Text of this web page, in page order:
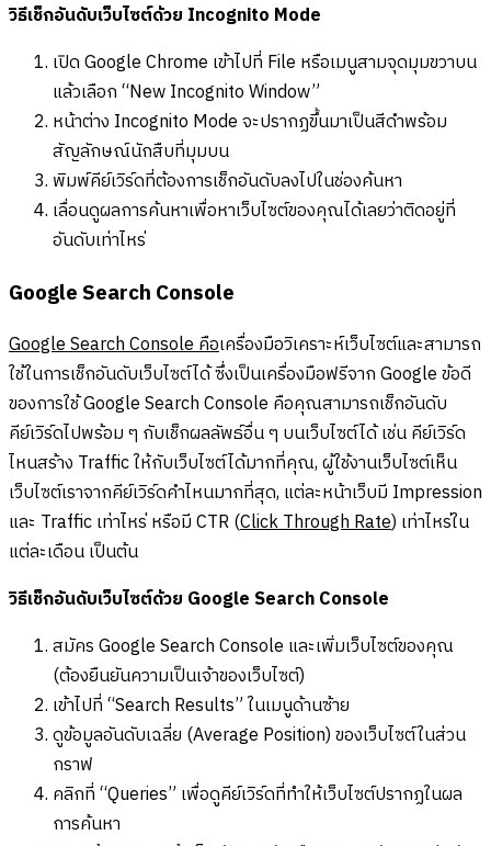
วิธีเช็กอันดับเว็บไซต์ด้วย Incognito Mode
เปิด Google Chrome เข้าไปที่ File หรือเมนูสามจุดมุมขวาบน
แล้วเลือก “New Incognito Window”
หน้าต่าง Incognito Mode จะปรากฏขึ้นมาเป็นสีดำพร้อม
สัญลักษณ์นักสืบที่มุมบน
พิมพ์คีย์เวิร์ดที่ต้องการเช็กอันดับลงไปในช่องค้นหา
เลื่อนดูผลการค้นหาเพื่อหาเว็บไซต์ของคุณได้เลยว่าติดอยู่ที่
อันดับเท่าไหร่
Google Search Console
Google Search Console คือเครื่องมือวิเคราะห์เว็บไซต์และสามารถ
ใช้ในการเช็กอันดับเว็บไซต์ได้ ซึ่งเป็นเครื่องมือฟรีจาก Google ข้อดี
ของการใช้ Google Search Console คือคุณสามารถเช็กอันดับ
คีย์เวิร์ดไปพร้อม ๆ กับเช็กผลลัพธ์อื่น ๆ บนเว็บไซต์ได้ เช่น คีย์เวิร์ด
ไหนสร้าง Traffic ให้กับเว็บไซต์ได้มากที่คุณ, ผู้ใช้งานเว็บไซต์เห็น
เว็บไซต์เราจากคีย์เวิร์ดคำไหนมากที่สุด, แต่ละหน้าเว็บมี Impression
และ Traffic เท่าไหร่ หรือมี CTR (Click Through Rate) เท่าไหร่ใน
แต่ละเดือน เป็นต้น
วิธีเช็กอันดับเว็บไซต์ด้วย Google Search Console
สมัคร Google Search Console และเพิ่มเว็บไซต์ของคุณ
(ต้องยืนยันความเป็นเจ้าของเว็บไซต์)
เข้าไปที่ “Search Results” ในเมนูด้านซ้าย
ดูข้อมูลอันดับเฉลี่ย (Average Position) ของเว็บไซต์ในส่วน
กราฟ
คลิกที่ “Queries” เพื่อดูคีย์เวิร์ดที่ทำให้เว็บไซต์ปรากฏในผล
การค้นหา